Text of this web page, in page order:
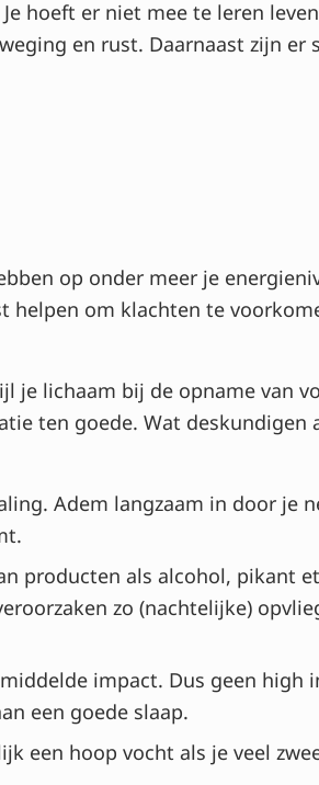
hoeft er niet mee te leren
en rust. Daarnaast zijn er
op onder meer je
helpen om klachten te
je lichaam bij de opname van
ten goede. Wat deskundigen
Adem langzaam in door je
producten als alcohol, pikant
zo (nachtelijke)
impact. Dus geen high
een goede slaap.
een hoop vocht als je veel